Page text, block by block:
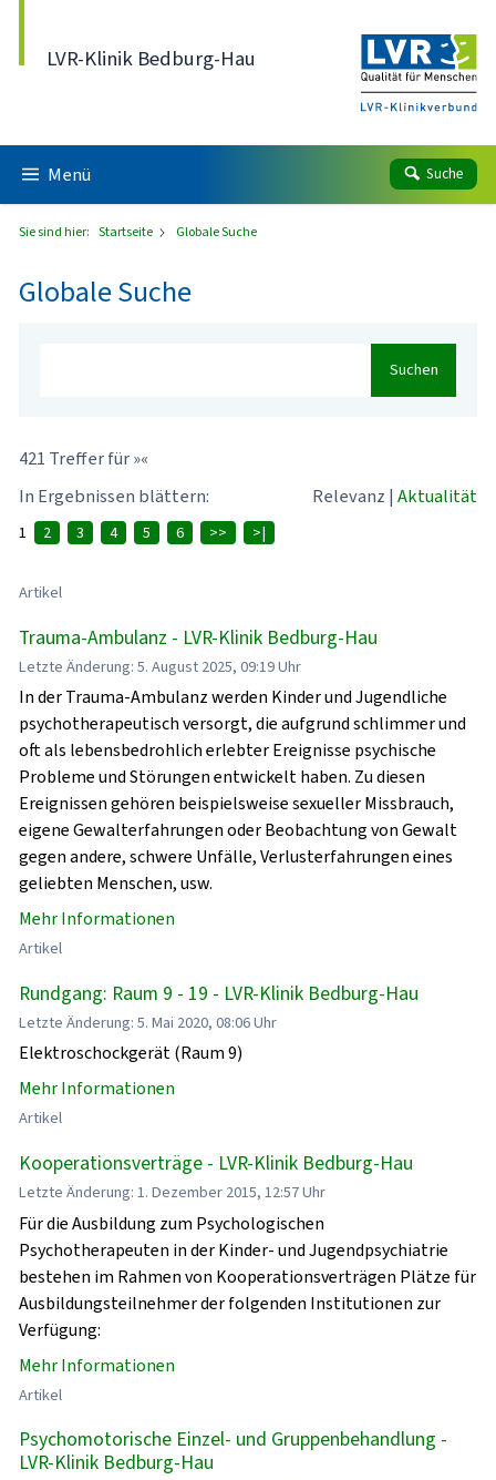
LVR-Klinik Bedburg-Hau
Menü Suche
Sie sind hier: Startseite Globale Suche
Globale Suche
Suchen
421 Treffer für »«
In Ergebnissen blättern:
Relevanz | Aktualität
1 2 3 4 5 6 >> >|
Artikel
Trauma-Ambulanz - LVR-Klinik Bedburg-Hau
Letzte Änderung: 5. August 2025, 09:19 Uhr
In der Trauma-Ambulanz werden Kinder und Jugendliche
psychotherapeutisch versorgt, die aufgrund schlimmer und
oft als lebensbedrohlich erlebter Ereignisse psychische
Probleme und Störungen entwickelt haben. Zu diesen
Ereignissen gehören beispielsweise sexueller Missbrauch,
eigene Gewalterfahrungen oder Beobachtung von Gewalt
gegen andere, schwere Unfälle, Verlusterfahrungen eines
geliebten Menschen, usw.
Mehr Informationen
Artikel
Rundgang: Raum 9 - 19 - LVR-Klinik Bedburg-Hau
Letzte Änderung: 5. Mai 2020, 08:06 Uhr
Elektroschockgerät (Raum 9)
Mehr Informationen
Artikel
Kooperationsverträge - LVR-Klinik Bedburg-Hau
Letzte Änderung: 1. Dezember 2015, 12:57 Uhr
Für die Ausbildung zum Psychologischen
Psychotherapeuten in der Kinder- und Jugendpsychiatrie
bestehen im Rahmen von Kooperationsverträgen Plätze für
Ausbildungsteilnehmer der folgenden Institutionen zur
Verfügung:
Mehr Informationen
Artikel
Psychomotorische Einzel- und Gruppenbehandlung -
LVR-Klinik Bedburg-Hau